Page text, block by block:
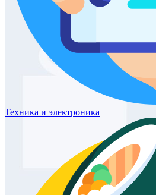
Техника и электроника